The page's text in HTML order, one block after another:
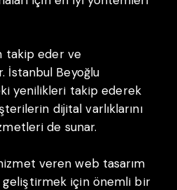
takip eder ve
İstanbul Beyoğlu
yenilikleri takip ederek
dijital varlıklarını
de sunar.
veren web tasarım
geliştirmek için önemli bir